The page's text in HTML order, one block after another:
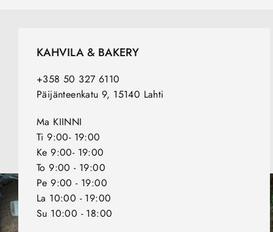
KAHVILA & BAKERY
+358 50 327 6110
Päijänteenkatu 9, 15140 Lahti
Ma KIINNI
Ti 9:00- 19:00
Ke 9:00- 19:00
To 9:00 - 19:00
Pe 9:00 - 19:00
La 10:00 - 19:00
Su 10:00 - 18:00